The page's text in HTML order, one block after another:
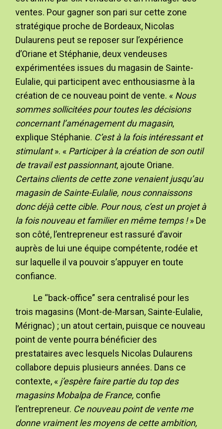
ventes. Pour gagner son pari sur cette zone
stratégique proche de Bordeaux, Nicolas
Dulaurens peut se reposer sur l’expérience
d’Oriane et Stéphanie, deux vendeuses
expérimentées issues du magasin de Sainte-
Eulalie, qui participent avec enthousiasme à la
création de ce nouveau point de vente. « Nous
sommes sollicitées pour toutes les décisions
concernant l’aménagement du magasin,
explique Stéphanie. C’est à la fois intéressant et
stimulant». « Participer à la création de son outil
de travail est passionnant, ajoute Oriane.
Certains clients de cette zone venaient jusqu’au
magasin de Sainte-Eulalie, nous connaissons
donc déjà cette cible. Pour nous, c’est un projet à
la fois nouveau et familier en même temps !» De
son côté, l’entrepreneur est rassuré d’avoir
auprès de lui une équipe compétente, rodée et
sur laquelle il va pouvoir s’appuyer en toute
confiance.
Le “back-office” sera centralisé pour les
trois magasins (Mont-de-Marsan, Sainte-Eulalie,
Mérignac) ; un atout certain, puisque ce nouveau
point de vente pourra bénéficier des
prestataires avec lesquels Nicolas Dulaurens
collabore depuis plusieurs années. Dans ce
contexte, « j’espère faire partie du top des
magasins Mobalpa de France, confie
l’entrepreneur. Ce nouveau point de vente me
donne vraiment les moyens de cette ambition,